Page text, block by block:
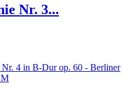
Nr. 3...